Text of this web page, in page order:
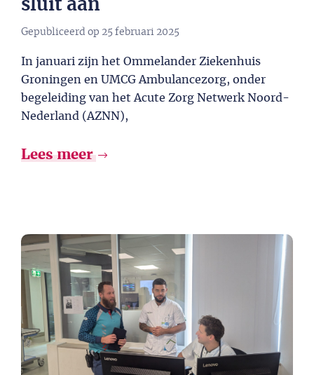
sluit aan
Gepubliceerd op 25 februari 2025
In januari zijn het Ommelander Ziekenhuis
Groningen en UMCG Ambulancezorg, onder
begeleiding van het Acute Zorg Netwerk Noord-
Nederland (AZNN),
Lees meer